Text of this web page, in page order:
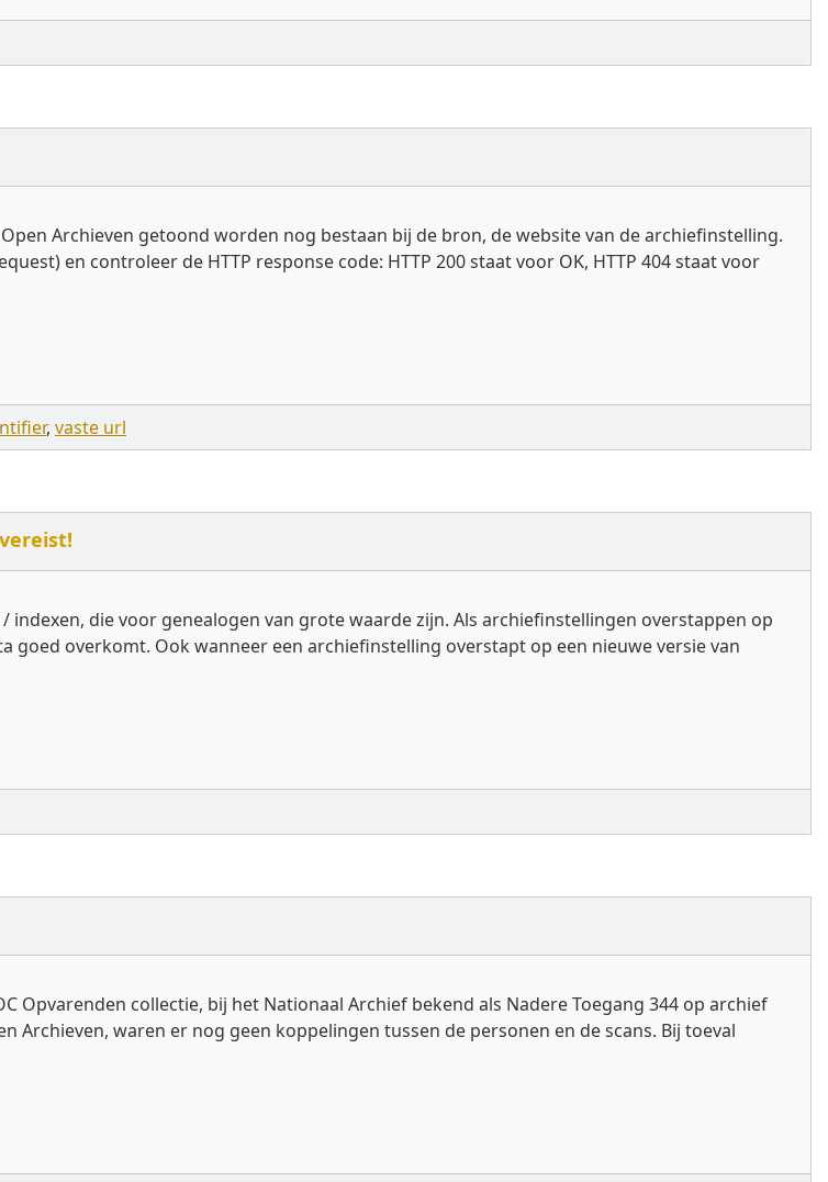
Archieven getoond worden nog bestaan bij de bron, de website van de archiefinstelling.
en controleer de HTTP response code: HTTP 200 staat voor OK, HTTP 404 staat voor
, vaste url
die voor genealogen van grote waarde zijn. Als archiefinstellingen overstappen op
overkomt. Ook wanneer een archiefinstelling overstapt op een nieuwe versie van
Opvarenden collectie, bij het Nationaal Archief bekend als Nadere Toegang 344 op archief
Archieven, waren er nog geen koppelingen tussen de personen en de scans. Bij toeval